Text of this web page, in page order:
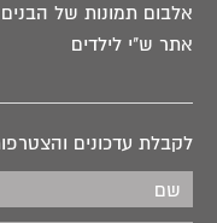
אלבום תמונות של הבנים
אתר ש"י לילדים
לקבלת עדכונים